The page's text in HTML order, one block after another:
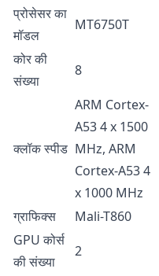
प्रोसेसर का
मॉडल
MT6750T
कोर की
संख्या
8
क्लॉक स्पीड
ARM Cortex-
A53 4 x 1500
MHz, ARM
Cortex-A53 4
x 1000 MHz
ग्राफिक्स Mali-T860
GPU कोर्स
की संख्या
2